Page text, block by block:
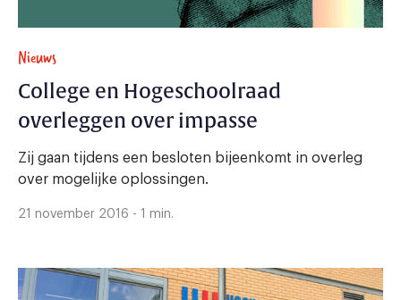
Nieuws
College en Hogeschoolraad
overleggen over impasse
Zij gaan tijdens een besloten bijeenkomt in overleg
over mogelijke oplossingen.
21 november 2016 - 1 min.